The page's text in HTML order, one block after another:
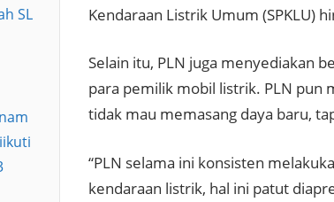
Kendaraan Listrik Umum (SPKLU)
Selain itu, PLN juga menyediakan
para pemilik mobil listrik. PLN
tidak mau memasang daya baru,
“PLN selama ini konsisten
kendaraan listrik, hal ini patut
SL